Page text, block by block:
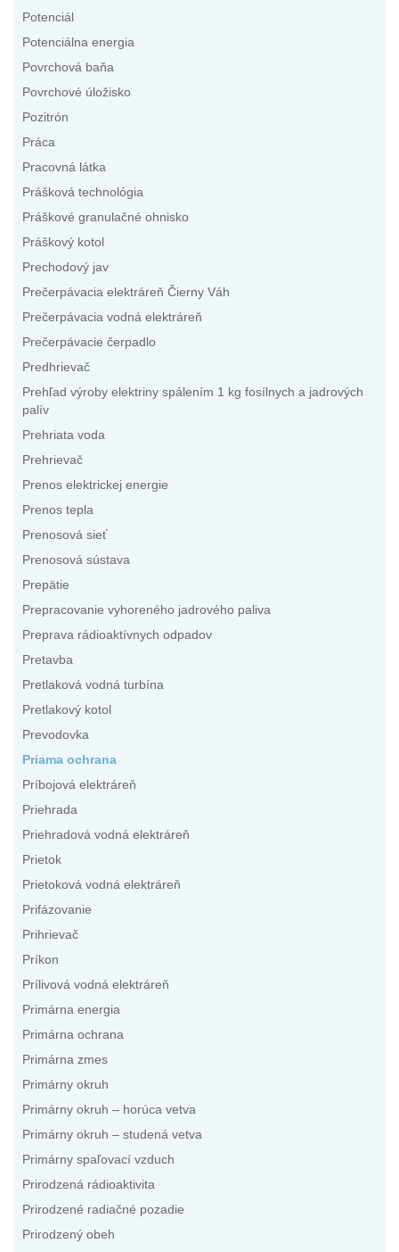
Potenciál
Potenciálna energia
Povrchová baňa
Povrchové úložisko
Pozitrón
Práca
Pracovná látka
Prášková technológia
Práškové granulačné ohnisko
Práškový kotol
Prechodový jav
Prečerpávacia elektráreň Čierny Váh
Prečerpávacia vodná elektráreň
Prečerpávacie čerpadlo
Predhrievač
Prehľad výroby elektriny spálením 1 kg fosílnych a jadrových
palív
Prehriata voda
Prehrievač
Prenos elektrickej energie
Prenos tepla
Prenosová sieť
Prenosová sústava
Prepätie
Prepracovanie vyhoreného jadrového paliva
Preprava rádioaktívnych odpadov
Pretavba
Pretlaková vodná turbína
Pretlakový kotol
Prevodovka
Priama ochrana
Príbojová elektráreň
Priehrada
Priehradová vodná elektráreň
Prietok
Prietoková vodná elektráreň
Prifázovanie
Prihrievač
Príkon
Prílivová vodná elektráreň
Primárna energia
Primárna ochrana
Primárna zmes
Primárny okruh
Primárny okruh – horúca vetva
Primárny okruh – studená vetva
Primárny spaľovací vzduch
Prirodzená rádioaktivita
Prirodzené radiačné pozadie
Prirodzený obeh